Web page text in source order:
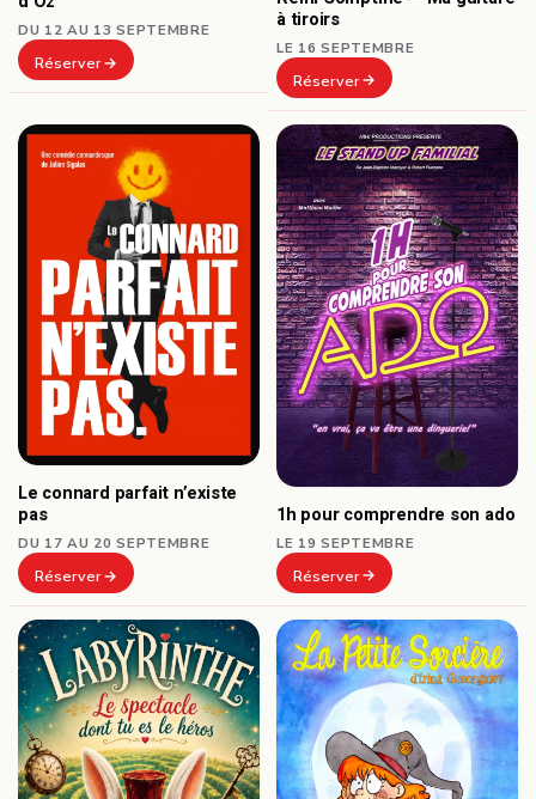
DU 12 AU 13 SEPTEMBRE
Réserver
à tiroirs
LE 16 SEPTEMBRE
Réserver
Le connard parfait n’existe
pas
DU 17 AU 20 SEPTEMBRE
Réserver
1h pour comprendre son ado
LE 19 SEPTEMBRE
Réserver